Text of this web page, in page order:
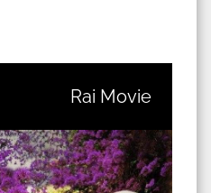
Rai Movie